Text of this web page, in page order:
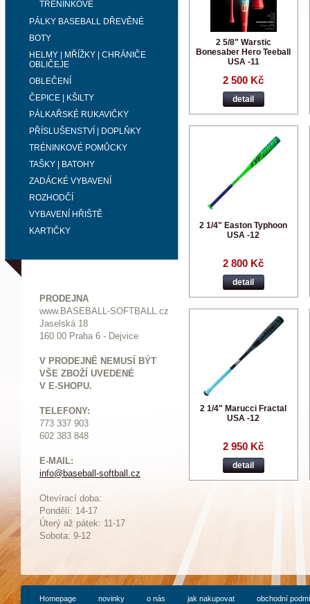
TRÉNINKOVÉ
PÁLKY BASEBALL DŘEVĚNÉ
BOTY
HELMY | MŘÍŽKY | CHRÁNIČE
OBLIČEJE
OBLEČENÍ
ČEPICE | KŠILTY
PÁLKAŘSKÉ RUKAVIČKY
PŘÍSLUŠENSTVÍ | DOPLŇKY
TRÉNINKOVÉ POMŮCKY
TAŠKY | BATOHY
ZADÁCKÉ VYBAVENÍ
ROZHODČÍ
VYBAVENÍ HŘIŠTĚ
KARTIČKY
PRODEJNA
www.BASEBALL-SOFTBALL.cz
Jaselská 18
160 00 Praha 6 - Dejvice
V PRODEJNĚ NEMUSÍ BÝT
VŠE ZBOŽÍ UVEDENÉ
V E-SHOPU.
TELEFONY:
773 337 903
602 383 848
E-MAIL:
info@baseball-softball.cz
Otevírací doba:
Pondělí: 14-17
Úterý až pátek: 11-17
Sobota: 9-12
2 5/8" Warstic
Bonesaber Hero Teeball
USA -11
2 500 Kč
detail
2 1/4" Easton Typhoon
USA -12
2 800 Kč
detail
2 1/4" Marucci Fractal
USA -12
2 950 Kč
detail
Homepage novinky o nás jak nakupovat obchodní